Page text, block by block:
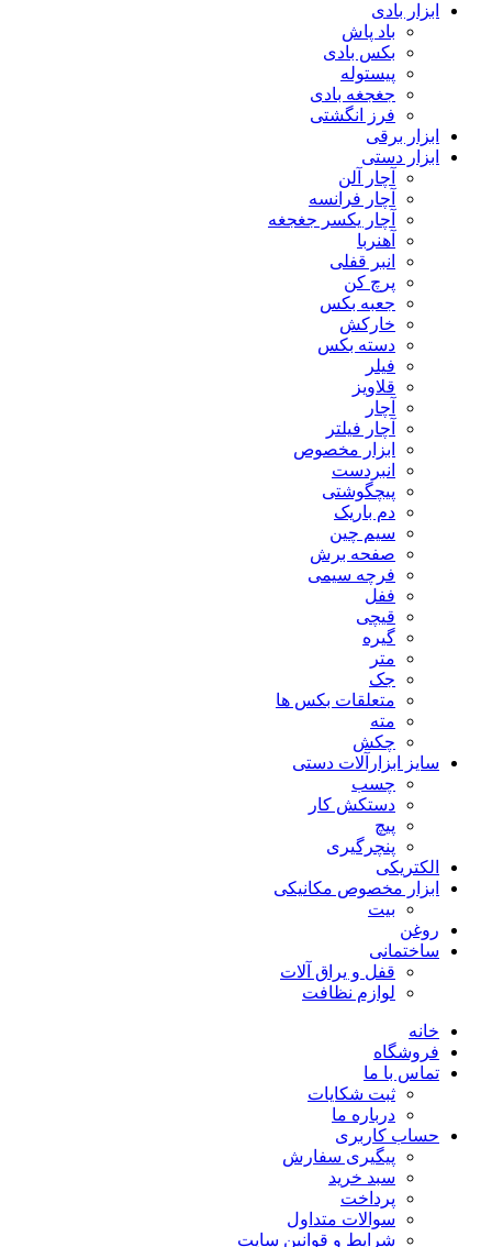
ابزار بادی
باد پاش
بکس بادی
پیستوله
جغجغه بادی
فرز انگشتی
ابزار برقی
ابزار دستی
آچار آلن
آچار فرانسه
آچار یکسر جغجغه
آهنربا
انبر قفلی
پرچ کن
جعبه بکس
خارکش
دسته بکس
فیلر
قلاویز
آچار
آچار فیلتر
ابزار مخصوص
انبردست
پیچگوشتی
دم باریک
سیم چین
صفحه برش
فرچه سیمی
ففل
قیچی
گیره
متر
جک
متعلقات بکس ها
مته
چکش
سایز ابزارآلات دستی
چسب
دستکش کار
پیچ
پنچرگیری
الکتریکی
ابزار مخصوص مکانیکی
بیت
روغن
ساختمانی
قفل و یراق آلات
لوازم نظافت
خانه
فروشگاه
تماس با ما
ثبت شکایات
درباره ما
حساب کاربری
پیگیری سفارش
سبد خرید
پرداخت
سوالات متداول
شرایط و قوانین سایت